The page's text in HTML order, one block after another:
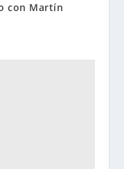
con Martín